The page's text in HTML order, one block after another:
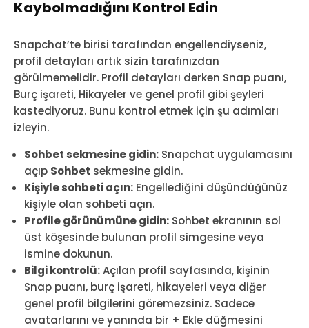
Kaybolmadığını Kontrol Edin
Snapchat’te birisi tarafından engellendiyseniz,
profil detayları artık sizin tarafınızdan
görülmemelidir. Profil detayları derken Snap puanı,
Burç işareti, Hikayeler ve genel profil gibi şeyleri
kastediyoruz. Bunu kontrol etmek için şu adımları
izleyin.
Sohbet sekmesine gidin: Snapchat uygulamasını
açıp Sohbet sekmesine gidin.
Kişiyle sohbeti açın: Engellediğini düşündüğünüz
kişiyle olan sohbeti açın.
Profile görünümüne gidin: Sohbet ekranının sol
üst köşesinde bulunan profil simgesine veya
ismine dokunun.
Bilgi kontrolü:Açılan profil sayfasında, kişinin
Snap puanı, burç işareti, hikayeleri veya diğer
genel profil bilgilerini göremezsiniz. Sadece
avatarlarını ve yanında bir + Ekle düğmesini